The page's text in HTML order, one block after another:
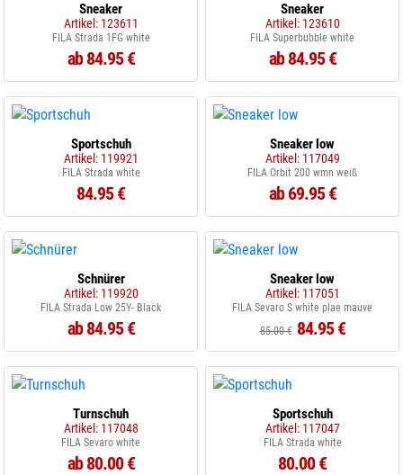
Sneaker
Artikel: 123611
FILA Strada 1FG white
ab 84.95 €
Sneaker
Artikel: 123610
FILA Superbubble white
ab 84.95 €
Sportschuh
Artikel: 119921
FILA Strada white
84.95 €
Sneaker low
Artikel: 117049
FILA Orbit 200 wmn weiß
ab 69.95 €
Schnürer
Artikel: 119920
FILA Strada Low 25Y- Black
ab 84.95 €
Sneaker low
Artikel: 117051
FILA Sevaro S white plae mauve
85.00 € 84.95 €
Turnschuh
Artikel: 117048
FILA Sevaro white
ab 80.00 €
Sportschuh
Artikel: 117047
FILA Strada white
80.00 €